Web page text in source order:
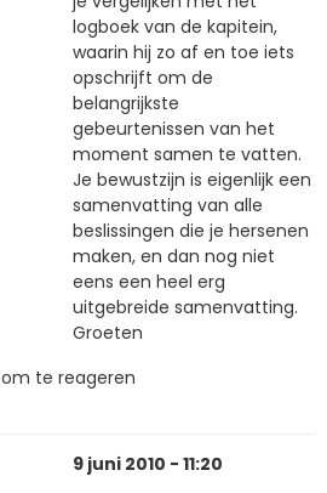
logboek van de kapitein,
waarin hij zo af en toe iets
opschrijft om de
belangrijkste
gebeurtenissen van het
moment samen te vatten.
Je bewustzijn is eigenlijk een
samenvatting van alle
beslissingen die je hersenen
maken, en dan nog niet
eens een heel erg
uitgebreide samenvatting.
Groeten
om te reageren
9 juni 2010 - 11:20